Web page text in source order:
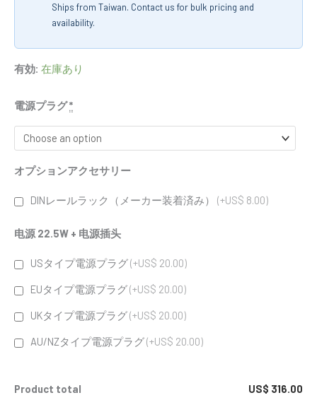
Ships from Taiwan. Contact us for bulk pricing and
availability.
有効: 在庫あり
電源プラグ*
オプションアクセサリー
DINレールラック（メーカー装着済み） (+US$ 8.00)
电源 22.5W + 电源插头
USタイプ電源プラグ(+US$ 20.00)
EUタイプ電源プラグ(+US$ 20.00)
UKタイプ電源プラグ(+US$ 20.00)
AU/NZタイプ電源プラグ(+US$ 20.00)
Product total US$ 316.00